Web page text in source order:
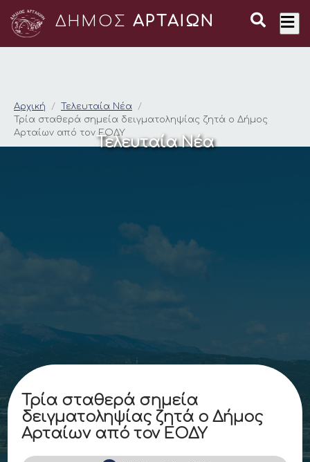
ΔΗΜΟΣ ΑΡΤΑΙΩΝ
Τρία σταθερά
Αρχική
Τελευταία Νέα
Τρία σταθερά σημεία δειγματοληψίας ζητά ο Δήμος
Αρταίων από τον ΕΟΔΥ
Τελευταία Νέα
Τρία σταθερά σημεία
δειγματοληψίας ζητά ο Δήμος
Αρταίων από τον ΕΟΔΥ